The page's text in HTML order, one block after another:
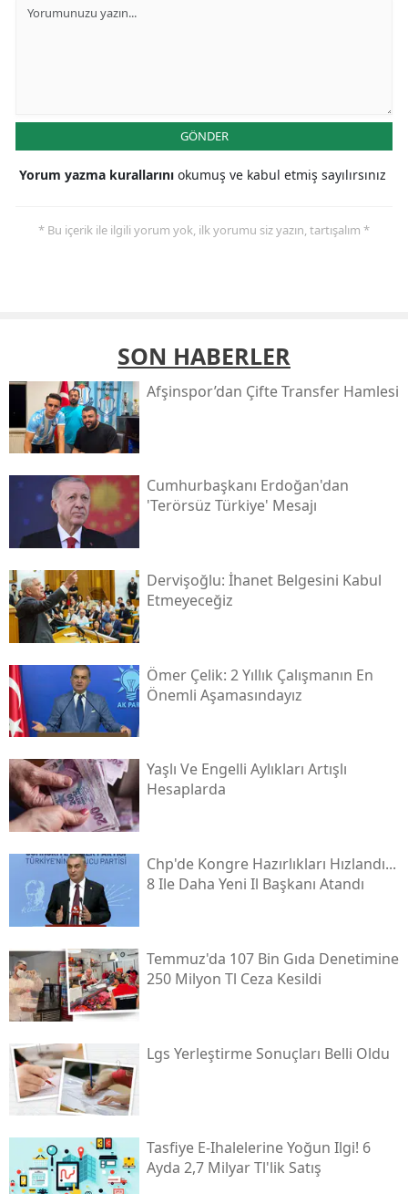
GÖNDER
Yorum yazma kurallarını okumuş ve kabul etmiş sayılırsınız
* Bu içerik ile ilgili yorum yok, ilk yorumu siz yazın, tartışalım *
SON HABERLER
Afşinspor’dan Çifte Transfer Hamlesi
Cumhurbaşkanı Erdoğan'dan
'terörsüz Türkiye' Mesajı
Dervişoğlu: İhanet Belgesini Kabul
Etmeyeceğiz
Ömer Çelik: 2 Yıllık Çalışmanın En
Önemli Aşamasındayız
Yaşlı Ve Engelli Aylıkları Artışlı
Hesaplarda
Chp'de Kongre Hazırlıkları Hızlandı...
8 Ile Daha Yeni Il Başkanı Atandı
Temmuz'da 107 Bin Gıda Denetimine
250 Milyon Tl Ceza Kesildi
Lgs Yerleştirme Sonuçları Belli Oldu
Tasfiye E-Ihalelerine Yoğun Ilgi! 6
Ayda 2,7 Milyar Tl'lik Satış